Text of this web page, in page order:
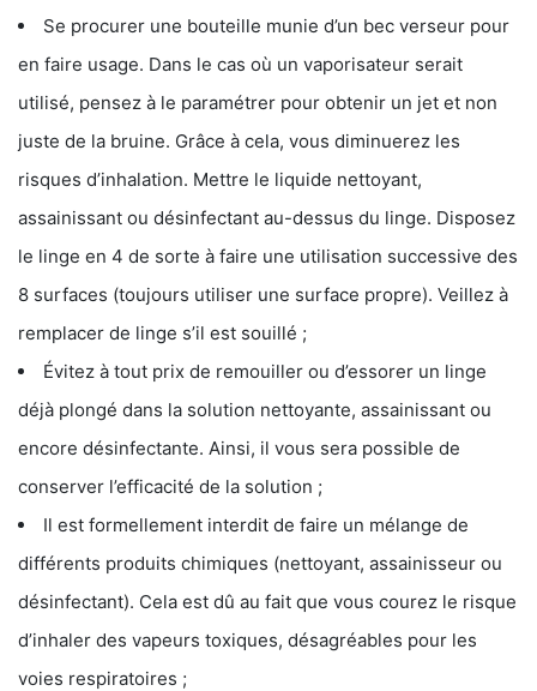
Se procurer une bouteille munie d’un bec verseur pour
en faire usage. Dans le cas où un vaporisateur serait
utilisé, pensez à le paramétrer pour obtenir un jet et non
juste de la bruine. Grâce à cela, vous diminuerez les
risques d’inhalation. Mettre le liquide nettoyant,
assainissant ou désinfectant au-dessus du linge. Disposez
le linge en 4 de sorte à faire une utilisation successive des
8 surfaces (toujours utiliser une surface propre). Veillez à
remplacer de linge s’il est souillé ;
Évitez à tout prix de remouiller ou d’essorer un linge
déjà plongé dans la solution nettoyante, assainissant ou
encore désinfectante. Ainsi, il vous sera possible de
conserver l’efficacité de la solution ;
Il est formellement interdit de faire un mélange de
différents produits chimiques (nettoyant, assainisseur ou
désinfectant). Cela est dû au fait que vous courez le risque
d’inhaler des vapeurs toxiques, désagréables pour les
voies respiratoires ;